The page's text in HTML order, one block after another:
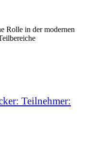
Rolle in der modernen
Teilnehmer: